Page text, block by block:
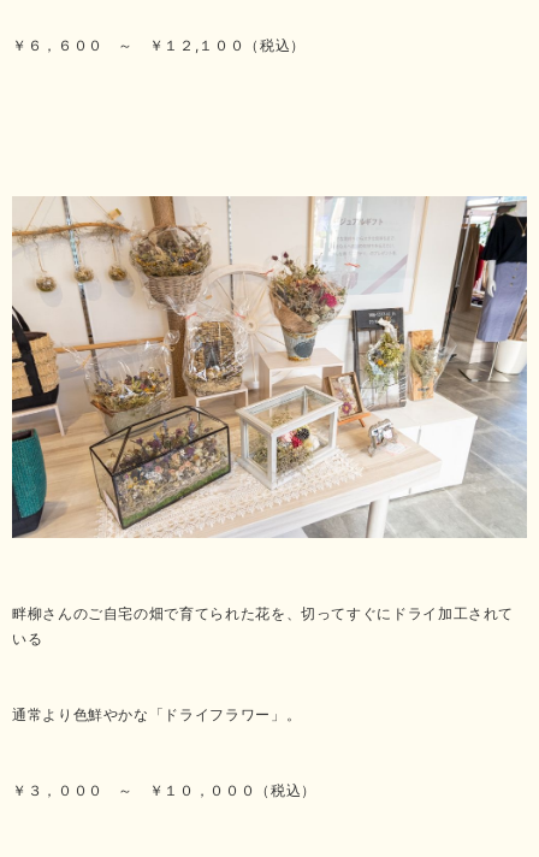
￥６，６００ ～ ￥１２,１００（税込）
畔柳さんのご自宅の畑で育てられた花を、切ってすぐにドライ加工されて
いる
通常より色鮮やかな「ドライフラワー」。
￥３，０００ ～ ￥１０，０００（税込）